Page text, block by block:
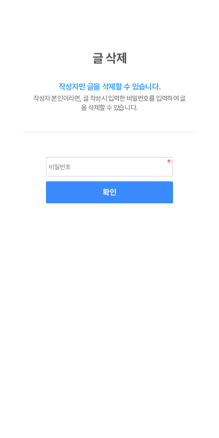
글 삭제
작성자만 글을 삭제할 수 있습니다.
작성자 본인이라면, 글 작성시 입력한 비밀번호를 입력하여 글
을 삭제할 수 있습니다.